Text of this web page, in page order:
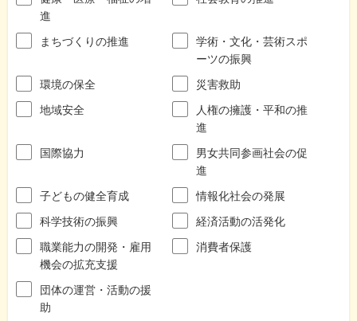
進
まちづくりの推進
学術・文化・芸術スポ
ーツの振興
環境の保全
災害救助
地域安全
人権の擁護・平和の推
進
国際協力
男女共同参画社会の促
進
子どもの健全育成
情報化社会の発展
科学技術の振興
経済活動の活発化
職業能力の開発・雇用
機会の拡充支援
消費者保護
団体の運営・活動の援
助